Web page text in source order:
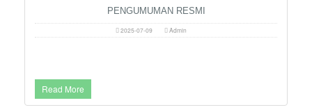
PENGUMUMAN RESMI
2025-07-09 Admin
Read More